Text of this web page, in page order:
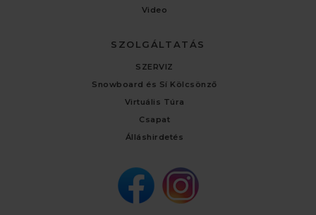
Video
SZOLGÁLTATÁS
SZERVIZ
Snowboard és Sí Kölcsönző
Virtuális Túra
Csapat
Álláshirdetés